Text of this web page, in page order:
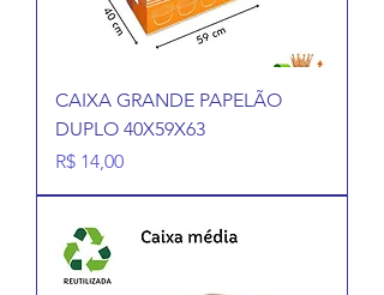
CAIXA GRANDE PAPELÃO
DUPLO 40X59X63
Preço
R$ 14,00